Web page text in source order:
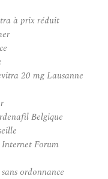
à prix réduit
20 mg Lausanne
Belgique
Forum
ordonnance